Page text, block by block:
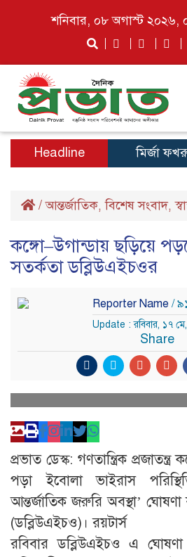
শনিবার, ০৮ অগাস্ট ২০২৬,
Headline মির্জা
/আন্তর্জাতিক,বিশেষ সংবাদ,
কঙ্গো–উগান্ডায় ছড়িয়ে
সতর্কতা ডব্লিউএইচওর
Reporter Name /
Update : রবিবার, ১৭
Share
প্রভাত ডেস্ক: গণতান্ত্রিক
পড়া ইবোলা ভাইরাস
আন্তর্জাতিক জরুরি অবস্থা’ ঘোষণা
(ডব্লিউএইচও)। রয়টার্স
রবিবার ডব্লিউএইচও এ ঘোষণা